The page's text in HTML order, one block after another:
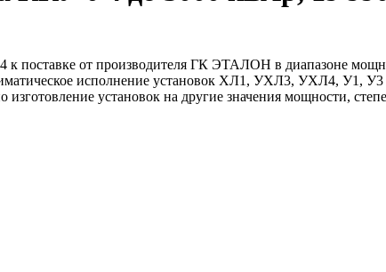
поставке от производителя ГК ЭТАЛОН в диапазоне
исполнение установок ХЛ1, УХЛ3, УХЛ4, У1, У3
установок на другие значения мощности,